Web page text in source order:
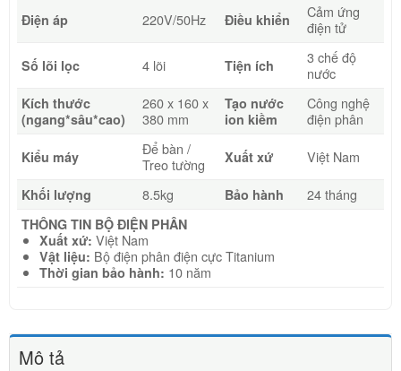
Mô tả
Điện áp 220V/50Hz Điều khiển
Cảm ứng
điện tử
Số lõi lọc 4 lõi Tiện ích
3 chế độ
nước
Kích thước
(ngang*sâu*cao)
260 x 160 x
380 mm
Tạo nước
ion kiềm
Công nghệ
điện phân
Kiểu máy
Để bàn /
Treo tường
Xuất xứ Việt Nam
Khối lượng 8.5kg Bảo hành 24 tháng
THÔNG TIN BỘ ĐIỆN PHÂN
Xuất xứ: Việt Nam
Vật liệu: Bộ điện phân điện cực Titanium
Thời gian bảo hành: 10 năm